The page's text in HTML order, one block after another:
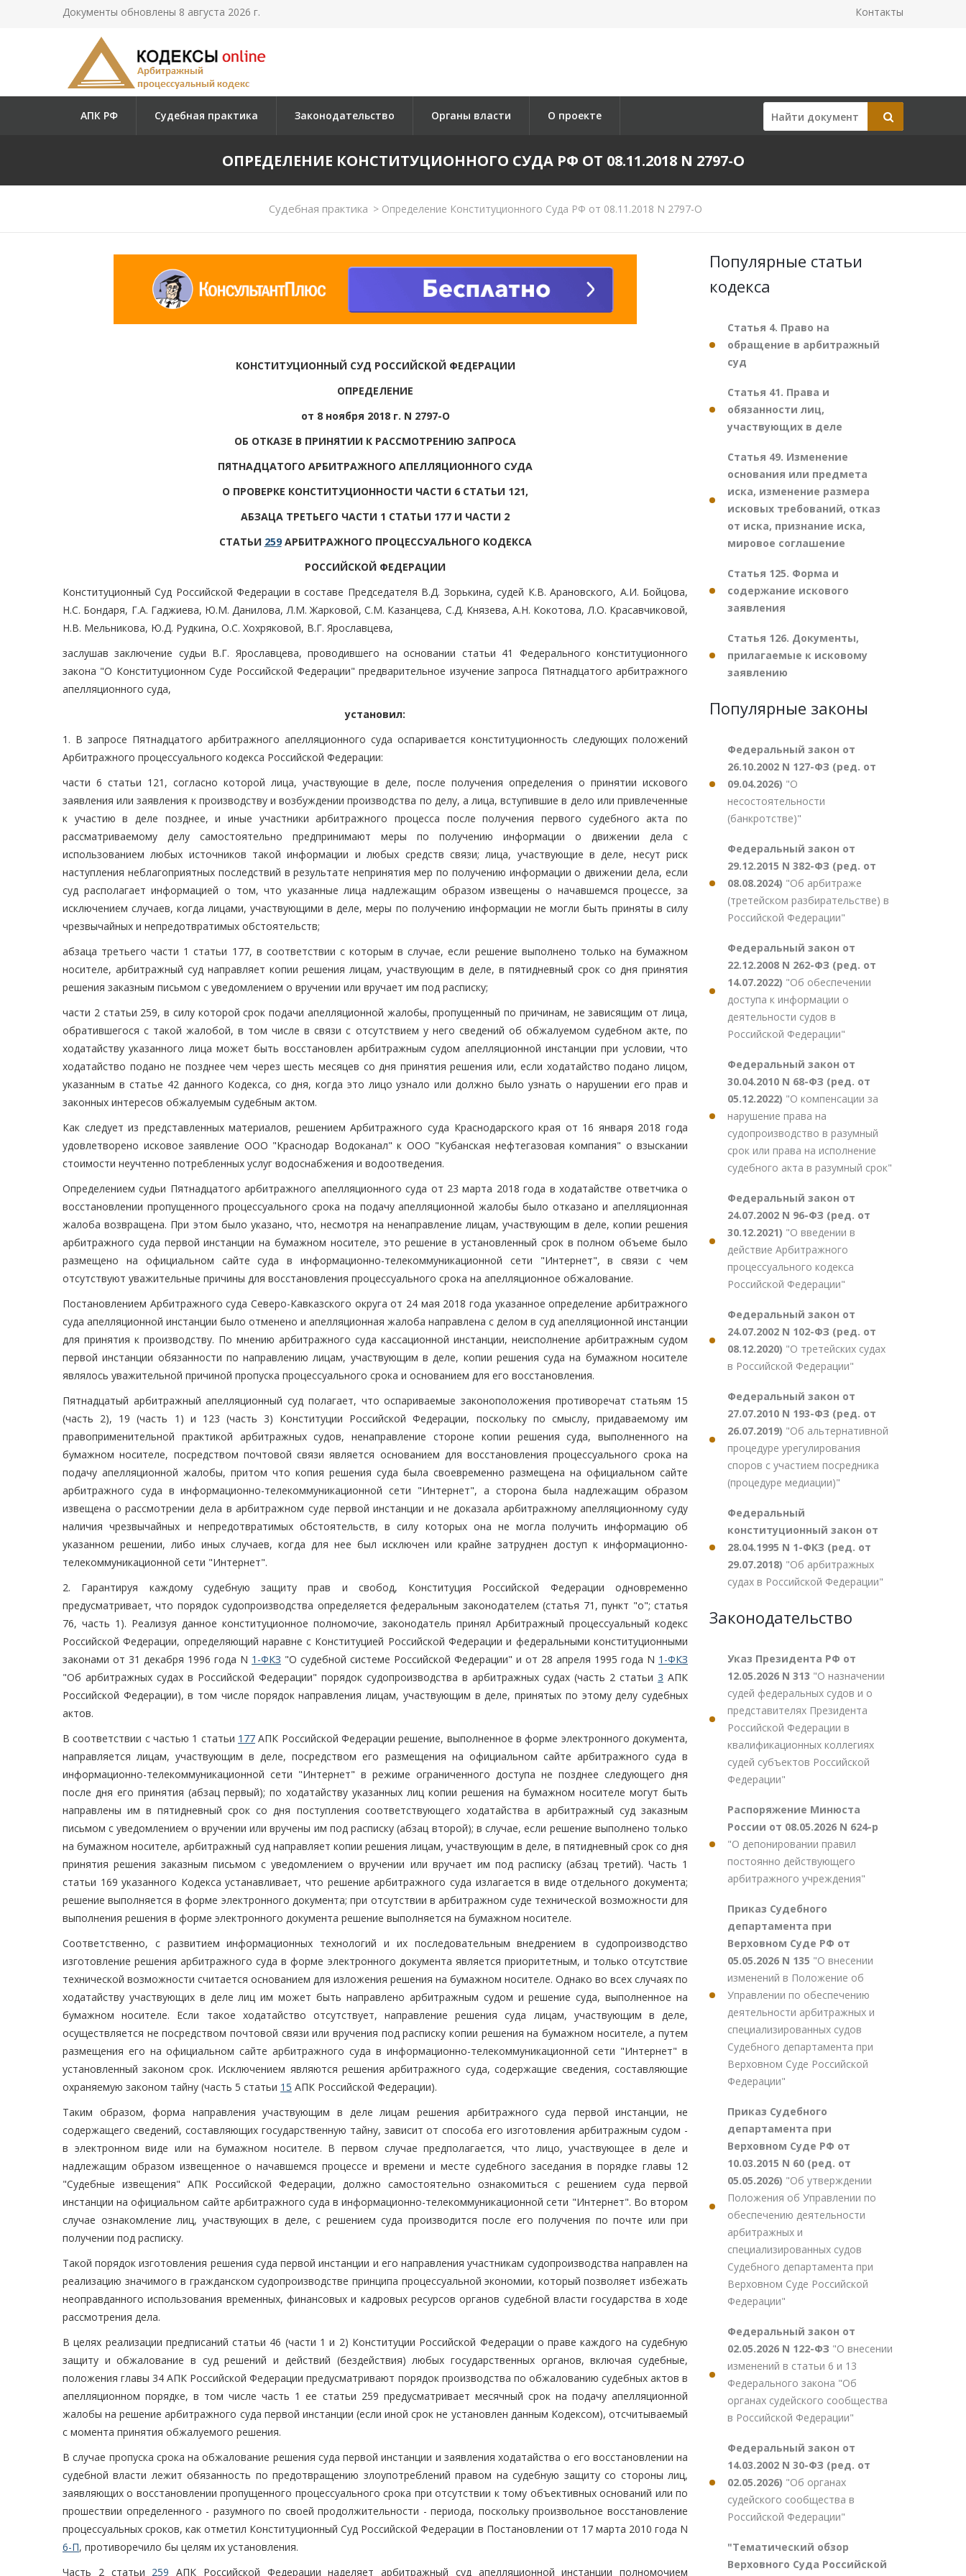
Документы обновлены 8 августа 2026 г. Контакты
АПК РФ Судебная практика Законодательство Органы власти О проекте
ОПРЕДЕЛЕНИЕ КОНСТИТУЦИОННОГО СУДА РФ ОТ 08.11.2018 N 2797-О
Судебная практика > Определение Конституционного Суда РФ от 08.11.2018 N 2797-О
КОНСТИТУЦИОННЫЙ СУД РОССИЙСКОЙ ФЕДЕРАЦИИ
ОПРЕДЕЛЕНИЕ
от 8 ноября 2018 г. N 2797-О
ОБ ОТКАЗЕ В ПРИНЯТИИ К РАССМОТРЕНИЮ ЗАПРОСА
ПЯТНАДЦАТОГО АРБИТРАЖНОГО АПЕЛЛЯЦИОННОГО СУДА
О ПРОВЕРКЕ КОНСТИТУЦИОННОСТИ ЧАСТИ 6 СТАТЬИ 121,
АБЗАЦА ТРЕТЬЕГО ЧАСТИ 1 СТАТЬИ 177 И ЧАСТИ 2
СТАТЬИ 259АРБИТРАЖНОГО ПРОЦЕССУАЛЬНОГО КОДЕКСА
РОССИЙСКОЙ ФЕДЕРАЦИИ
Конституционный Суд Российской Федерации в составе Председателя В.Д. Зорькина, судей К.В. Арановского, А.И. Бойцова,
Н.С. Бондаря, Г.А. Гаджиева, Ю.М. Данилова, Л.М. Жарковой, С.М. Казанцева, С.Д. Князева, А.Н. Кокотова, Л.О. Красавчиковой,
Н.В. Мельникова, Ю.Д. Рудкина, О.С. Хохряковой, В.Г. Ярославцева,
заслушав заключение судьи В.Г. Ярославцева, проводившего на основании статьи 41 Федерального конституционного
закона "О Конституционном Суде Российской Федерации" предварительное изучение запроса Пятнадцатого арбитражного
апелляционного суда,
установил:
1. В запросе Пятнадцатого арбитражного апелляционного суда оспаривается конституционность следующих положений
Арбитражного процессуального кодекса Российской Федерации:
части 6 статьи 121, согласно которой лица, участвующие в деле, после получения определения о принятии искового
заявления или заявления к производству и возбуждении производства по делу, а лица, вступившие в дело или привлеченные
к участию в деле позднее, и иные участники арбитражного процесса после получения первого судебного акта по
рассматриваемому делу самостоятельно предпринимают меры по получению информации о движении дела с
использованием любых источников такой информации и любых средств связи; лица, участвующие в деле, несут риск
наступления неблагоприятных последствий в результате непринятия мер по получению информации о движении дела, если
суд располагает информацией о том, что указанные лица надлежащим образом извещены о начавшемся процессе, за
исключением случаев, когда лицами, участвующими в деле, меры по получению информации не могли быть приняты в силу
чрезвычайных и непредотвратимых обстоятельств;
абзаца третьего части 1 статьи 177, в соответствии с которым в случае, если решение выполнено только на бумажном
носителе, арбитражный суд направляет копии решения лицам, участвующим в деле, в пятидневный срок со дня принятия
решения заказным письмом с уведомлением о вручении или вручает им под расписку;
части 2 статьи 259, в силу которой срок подачи апелляционной жалобы, пропущенный по причинам, не зависящим от лица,
обратившегося с такой жалобой, в том числе в связи с отсутствием у него сведений об обжалуемом судебном акте, по
ходатайству указанного лица может быть восстановлен арбитражным судом апелляционной инстанции при условии, что
ходатайство подано не позднее чем через шесть месяцев со дня принятия решения или, если ходатайство подано лицом,
указанным в статье 42 данного Кодекса, со дня, когда это лицо узнало или должно было узнать о нарушении его прав и
законных интересов обжалуемым судебным актом.
Как следует из представленных материалов, решением Арбитражного суда Краснодарского края от 16 января 2018 года
удовлетворено исковое заявление ООО "Краснодар Водоканал" к ООО "Кубанская нефтегазовая компания" о взыскании
стоимости неучтенно потребленных услуг водоснабжения и водоотведения.
Определением судьи Пятнадцатого арбитражного апелляционного суда от 23 марта 2018 года в ходатайстве ответчика о
восстановлении пропущенного процессуального срока на подачу апелляционной жалобы было отказано и апелляционная
жалоба возвращена. При этом было указано, что, несмотря на ненаправление лицам, участвующим в деле, копии решения
арбитражного суда первой инстанции на бумажном носителе, это решение в установленный срок в полном объеме было
размещено на официальном сайте суда в информационно-телекоммуникационной сети "Интернет", в связи с чем
отсутствуют уважительные причины для восстановления процессуального срока на апелляционное обжалование.
Постановлением Арбитражного суда Северо-Кавказского округа от 24 мая 2018 года указанное определение арбитражного
суда апелляционной инстанции было отменено и апелляционная жалоба направлена с делом в суд апелляционной инстанции
для принятия к производству. По мнению арбитражного суда кассационной инстанции, неисполнение арбитражным судом
первой инстанции обязанности по направлению лицам, участвующим в деле, копии решения суда на бумажном носителе
являлось уважительной причиной пропуска процессуального срока и основанием для его восстановления.
Пятнадцатый арбитражный апелляционный суд полагает, что оспариваемые законоположения противоречат статьям 15
(часть 2), 19 (часть 1) и 123 (часть 3) Конституции Российской Федерации, поскольку по смыслу, придаваемому им
правоприменительной практикой арбитражных судов, ненаправление стороне копии решения суда, выполненного на
бумажном носителе, посредством почтовой связи является основанием для восстановления процессуального срока на
подачу апелляционной жалобы, притом что копия решения суда была своевременно размещена на официальном сайте
арбитражного суда в информационно-телекоммуникационной сети "Интернет", а сторона была надлежащим образом
извещена о рассмотрении дела в арбитражном суде первой инстанции и не доказала арбитражному апелляционному суду
наличия чрезвычайных и непредотвратимых обстоятельств, в силу которых она не могла получить информацию об
указанном решении, либо иных случаев, когда для нее был исключен или крайне затруднен доступ к информационно-
телекоммуникационной сети "Интернет".
2. Гарантируя каждому судебную защиту прав и свобод, Конституция Российской Федерации одновременно
предусматривает, что порядок судопроизводства определяется федеральным законодателем (статья 71, пункт "о"; статья
76, часть 1). Реализуя данное конституционное полномочие, законодатель принял Арбитражный процессуальный кодекс
Российской Федерации, определяющий наравне с Конституцией Российской Федерации и федеральными конституционными
законами от 31 декабря 1996 года N 1-ФКЗ "О судебной системе Российской Федерации" и от 28 апреля 1995 года N 1-ФКЗ
"Об арбитражных судах в Российской Федерации" порядок судопроизводства в арбитражных судах (часть 2 статьи 3 АПК
Российской Федерации), в том числе порядок направления лицам, участвующим в деле, принятых по этому делу судебных
актов.
В соответствии с частью 1 статьи 177 АПК Российской Федерации решение, выполненное в форме электронного документа,
направляется лицам, участвующим в деле, посредством его размещения на официальном сайте арбитражного суда в
информационно-телекоммуникационной сети "Интернет" в режиме ограниченного доступа не позднее следующего дня
после дня его принятия (абзац первый); по ходатайству указанных лиц копии решения на бумажном носителе могут быть
направлены им в пятидневный срок со дня поступления соответствующего ходатайства в арбитражный суд заказным
письмом с уведомлением о вручении или вручены им под расписку (абзац второй); в случае, если решение выполнено только
на бумажном носителе, арбитражный суд направляет копии решения лицам, участвующим в деле, в пятидневный срок со дня
принятия решения заказным письмом с уведомлением о вручении или вручает им под расписку (абзац третий). Часть 1
статьи 169 указанного Кодекса устанавливает, что решение арбитражного суда излагается в виде отдельного документа;
решение выполняется в форме электронного документа; при отсутствии в арбитражном суде технической возможности для
выполнения решения в форме электронного документа решение выполняется на бумажном носителе.
Соответственно, с развитием информационных технологий и их последовательным внедрением в судопроизводство
изготовление решения арбитражного суда в форме электронного документа является приоритетным, и только отсутствие
технической возможности считается основанием для изложения решения на бумажном носителе. Однако во всех случаях по
ходатайству участвующих в деле лиц им может быть направлено арбитражным судом и решение суда, выполненное на
бумажном носителе. Если такое ходатайство отсутствует, направление решения суда лицам, участвующим в деле,
осуществляется не посредством почтовой связи или вручения под расписку копии решения на бумажном носителе, а путем
размещения его на официальном сайте арбитражного суда в информационно-телекоммуникационной сети "Интернет" в
установленный законом срок. Исключением являются решения арбитражного суда, содержащие сведения, составляющие
охраняемую законом тайну (часть 5 статьи 15 АПК Российской Федерации).
Таким образом, форма направления участвующим в деле лицам решения арбитражного суда первой инстанции, не
содержащего сведений, составляющих государственную тайну, зависит от способа его изготовления арбитражным судом -
в электронном виде или на бумажном носителе. В первом случае предполагается, что лицо, участвующее в деле и
надлежащим образом извещенное о начавшемся процессе и времени и месте судебного заседания в порядке главы 12
"Судебные извещения" АПК Российской Федерации, должно самостоятельно ознакомиться с решением суда первой
инстанции на официальном сайте арбитражного суда в информационно-телекоммуникационной сети "Интернет". Во втором
случае ознакомление лиц, участвующих в деле, с решением суда производится после его получения по почте или при
получении под расписку.
Такой порядок изготовления решения суда первой инстанции и его направления участникам судопроизводства направлен на
реализацию значимого в гражданском судопроизводстве принципа процессуальной экономии, который позволяет избежать
неоправданного использования временных, финансовых и кадровых ресурсов органов судебной власти государства в ходе
рассмотрения дела.
В целях реализации предписаний статьи 46 (части 1 и 2) Конституции Российской Федерации о праве каждого на судебную
защиту и обжалование в суд решений и действий (бездействия) любых государственных органов, включая судебные,
положения главы 34 АПК Российской Федерации предусматривают порядок производства по обжалованию судебных актов в
апелляционном порядке, в том числе часть 1 ее статьи 259 предусматривает месячный срок на подачу апелляционной
жалобы на решение арбитражного суда первой инстанции (если иной срок не установлен данным Кодексом), отсчитываемый
с момента принятия обжалуемого решения.
В случае пропуска срока на обжалование решения суда первой инстанции и заявления ходатайства о его восстановлении на
судебной власти лежит обязанность по предотвращению злоупотреблений правом на судебную защиту со стороны лиц,
заявляющих о восстановлении пропущенного процессуального срока при отсутствии к тому объективных оснований или по
прошествии определенного - разумного по своей продолжительности - периода, поскольку произвольное восстановление
процессуальных сроков, как отметил Конституционный Суд Российской Федерации в Постановлении от 17 марта 2010 года N
6-П, противоречило бы целям их установления.
Часть 2 статьи 259 АПК Российской Федерации наделяет арбитражный суд апелляционной инстанции полномочием
Популярные статьи
кодекса
Статья 4. Право на
обращение в арбитражный
суд
Статья 41. Права и
обязанности лиц,
участвующих в деле
Статья 49. Изменение
основания или предмета
иска, изменение размера
исковых требований, отказ
от иска, признание иска,
мировое соглашение
Статья 125. Форма и
содержание искового
заявления
Статья 126. Документы,
прилагаемые к исковому
заявлению
Популярные законы
Федеральный закон от
26.10.2002 N 127-ФЗ (ред. от
09.04.2026) "О
несостоятельности
(банкротстве)"
Федеральный закон от
29.12.2015 N 382-ФЗ (ред. от
08.08.2024) "Об арбитраже
(третейском разбирательстве) в
Российской Федерации"
Федеральный закон от
22.12.2008 N 262-ФЗ (ред. от
14.07.2022) "Об обеспечении
доступа к информации о
деятельности судов в
Российской Федерации"
Федеральный закон от
30.04.2010 N 68-ФЗ (ред. от
05.12.2022) "О компенсации за
нарушение права на
судопроизводство в разумный
срок или права на исполнение
судебного акта в разумный срок"
Федеральный закон от
24.07.2002 N 96-ФЗ (ред. от
30.12.2021) "О введении в
действие Арбитражного
процессуального кодекса
Российской Федерации"
Федеральный закон от
24.07.2002 N 102-ФЗ (ред. от
08.12.2020) "О третейских судах
в Российской Федерации"
Федеральный закон от
27.07.2010 N 193-ФЗ (ред. от
26.07.2019) "Об альтернативной
процедуре урегулирования
споров с участием посредника
(процедуре медиации)"
Федеральный
конституционный закон от
28.04.1995 N 1-ФКЗ (ред. от
29.07.2018) "Об арбитражных
судах в Российской Федерации"
Законодательство
Указ Президента РФ от
12.05.2026 N 313 "О назначении
судей федеральных судов и о
представителях Президента
Российской Федерации в
квалификационных коллегиях
судей субъектов Российской
Федерации"
Распоряжение Минюста
России от 08.05.2026 N 624-р
"О депонировании правил
постоянно действующего
арбитражного учреждения"
Приказ Судебного
департамента при
Верховном Суде РФ от
05.05.2026 N 135 "О внесении
изменений в Положение об
Управлении по обеспечению
деятельности арбитражных и
специализированных судов
Судебного департамента при
Верховном Суде Российской
Федерации"
Приказ Судебного
департамента при
Верховном Суде РФ от
10.03.2015 N 60 (ред. от
05.05.2026) "Об утверждении
Положения об Управлении по
обеспечению деятельности
арбитражных и
специализированных судов
Судебного департамента при
Верховном Суде Российской
Федерации"
Федеральный закон от
02.05.2026 N 122-ФЗ "О внесении
изменений в статьи 6 и 13
Федерального закона "Об
органах судейского сообщества
в Российской Федерации"
Федеральный закон от
14.03.2002 N 30-ФЗ (ред. от
02.05.2026) "Об органах
судейского сообщества в
Российской Федерации"
"Тематический обзор
Верховного Суда Российской